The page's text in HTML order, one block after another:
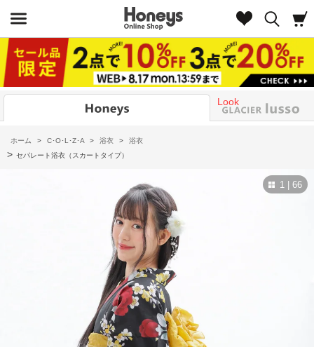
Look
ホーム > C･O･L･Z･A > 浴衣 > 浴衣
> セパレート浴衣（スカートタイプ）
1 | 66